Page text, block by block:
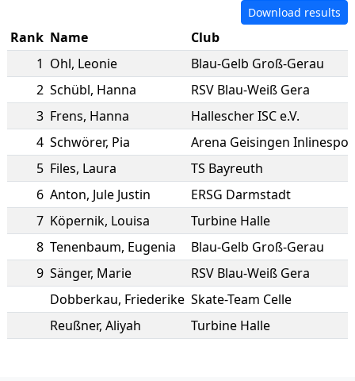
Download results
Rank Name
Club
1 Ohl, Leonie
Blau-Gelb Groß-Gerau
2 Schübl, Hanna
RSV Blau-Weiß Gera
3 Frens, Hanna
Hallescher ISC e.V.
4 Schwörer, Pia
Arena Geisingen
5 Files, Laura
TS Bayreuth
6 Anton, Jule Justin
ERSG Darmstadt
7 Köpernik, Louisa
Turbine Halle
8 Tenenbaum, Eugenia
Blau-Gelb Groß-Gerau
9 Sänger, Marie
RSV Blau-Weiß Gera
Dobberkau, Friederike Skate-Team Celle
Reußner, Aliyah Turbine Halle